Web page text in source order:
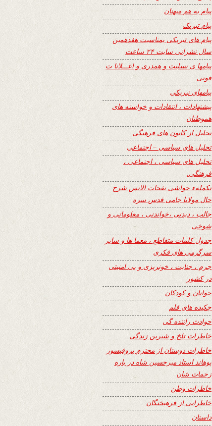
پیام به هم میهنان
پیام تبریک
پیام های تبریکی بمناسبت هفدهمین
سال نشراتی سایت ۲۴ ساعت
پیامها ی تسلیت و همدری و اعـــلانا ت
فوتی
پیامهای تبریکی
پیشنهادات ، انتقادات و خواسته های
هموطنان
تجلیل از کانون های فرهنگی
تحلیل های سیاسی – اجتماعی
تحلیل های سیاسی ، اجتماعی ،
فرهنگی.
تکملهء حواشی نفحات الانس شرح
حال مولانا جامی قدس سره
جالب ، دیدنی ،خواندنی ، معلوماتی و
شوخی
جدول کلمات متقاطع ، معما ها و سایر
سرگرمی های فکری
جرم ، جنایت ، خونریزی و بی امنیتی
در کشور
جوانان و کودکان
چکیده های قلم
حوادث راننده گی
خاطرات تلخ و شیرین زندگی
خاطرات دوستان از محترم پروفیسور
پوهاند استاد میرحسین شاه در باره
زحمات شان
خاطرات وطن
خاطراتی از فرهیختگان
داستان